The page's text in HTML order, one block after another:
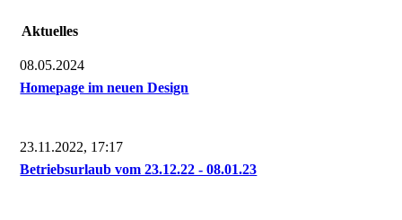
Aktuelles
08.05.2024
Homepage im neuen Design
23.11.2022, 17:17
Betriebsurlaub vom 23.12.22 - 08.01.23